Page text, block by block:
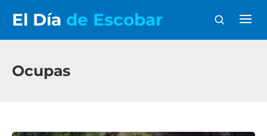
El Día de Escobar
Ocupas